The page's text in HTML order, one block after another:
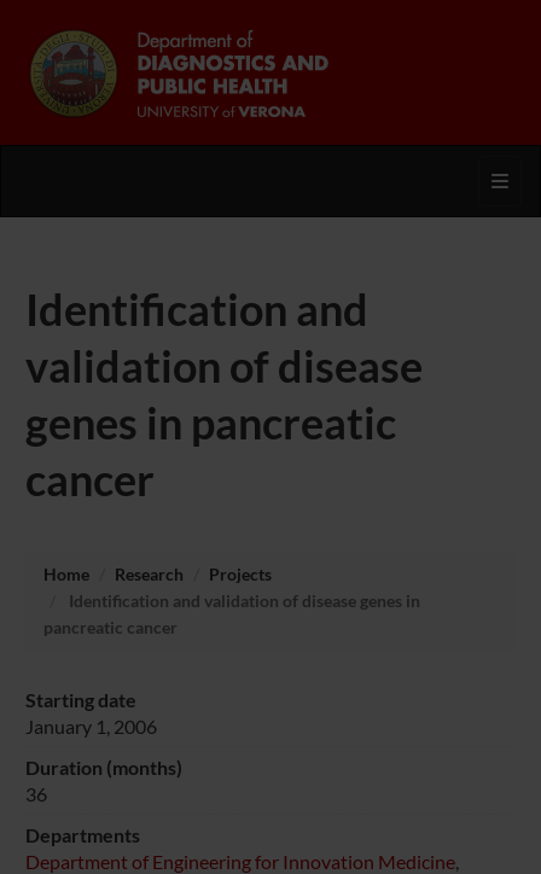
Identification and
validation of disease
genes in pancreatic
cancer
Home Research
Projects
Identification and validation of disease genes in
pancreatic cancer
Starting date
January 1, 2006
Duration (months)
36
Departments
Department of Engineering for Innovation Medicine,